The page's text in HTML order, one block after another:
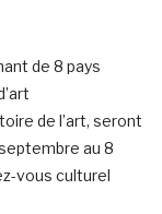
de 8 pays
de l’art, seront
au 8
vous culturel